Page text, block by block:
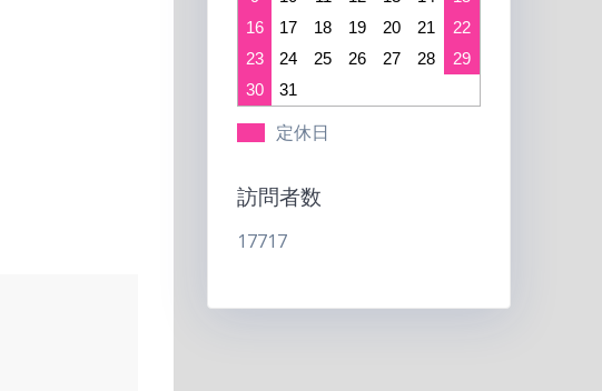
16
17 18 19 20 21
22
23
24 25 26 27 28
29
30
31
定休日
訪問者数
17717